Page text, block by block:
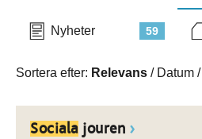
59
Nyheter
Sortera efter: Relevans / Datum /
Socialajouren